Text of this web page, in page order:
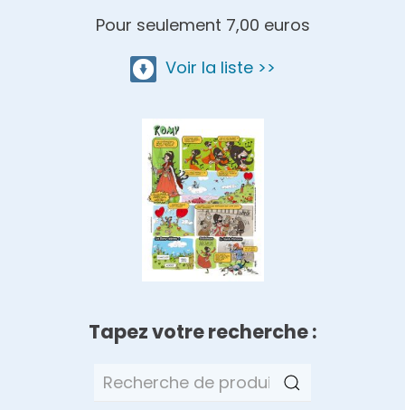
Pour seulement 7,00 euros
Voir la liste >>
Tapez votre recherche :
Recherche